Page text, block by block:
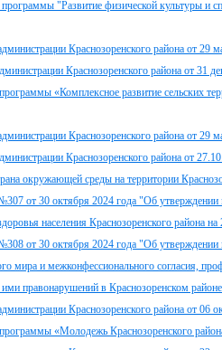
"Развитие физической культуры и
Краснозоренского района от
Краснозоренского района от 31
«Комплексное развитие сельских
Краснозоренского района от
Краснозоренского района от
окружающей среды на территории
от 30 октября 2024 года "Об
населения Краснозоренского района
от 30 октября 2024 года "Об
мира и межконфессионального согласия,
правонарушений в Краснозоренском
Краснозоренского района от
«Молодежь Краснозоренского